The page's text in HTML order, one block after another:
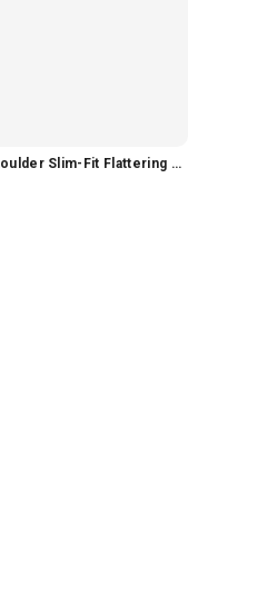
One-Shoulder Slim-Fit Flattering Mermaid Skirt Dress V2295